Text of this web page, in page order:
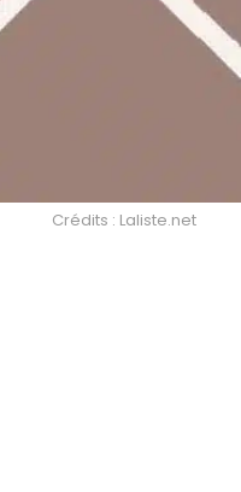
Crédits : Laliste.net